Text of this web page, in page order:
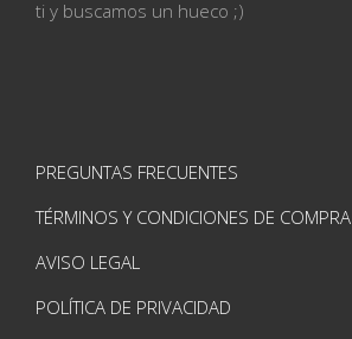
ti y buscamos un hueco ;)
PREGUNTAS FRECUENTES
TÉRMINOS Y CONDICIONES DE COMPRA
AVISO LEGAL
POLÍTICA DE PRIVACIDAD